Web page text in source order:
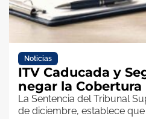
Noticias
ITV Caducada y
negar la
La Sentencia del Tribunal
de diciembre, establece